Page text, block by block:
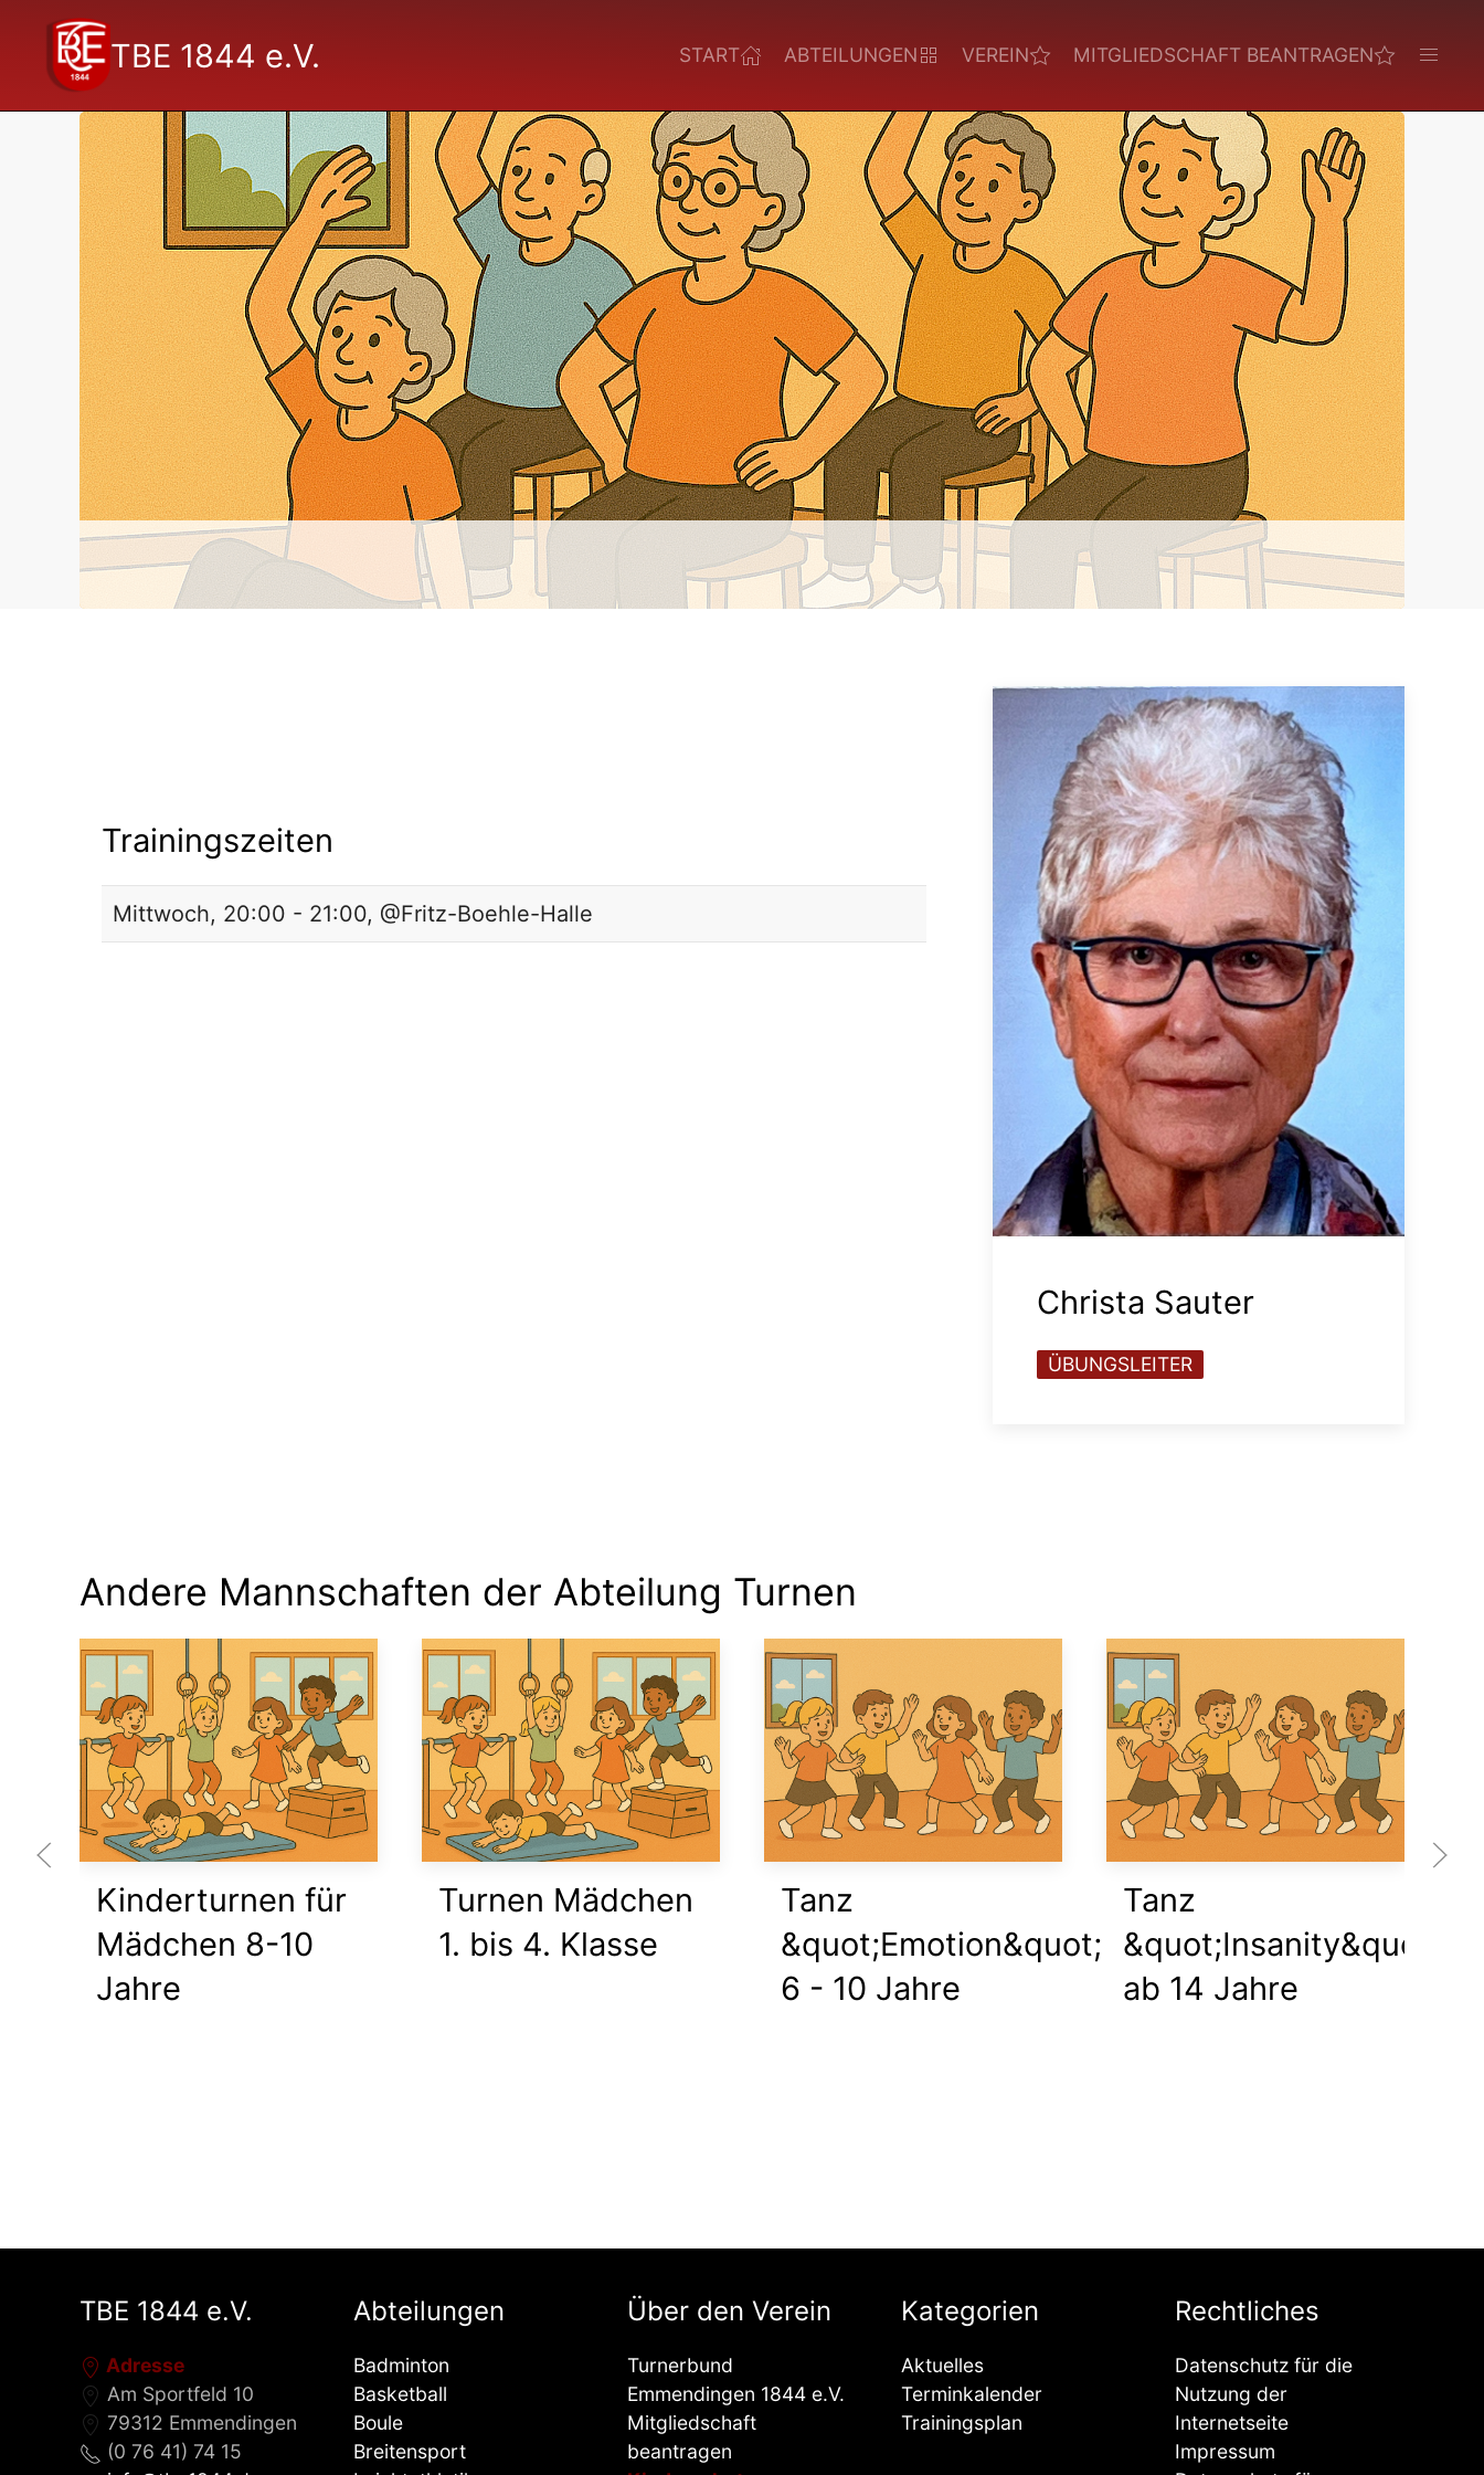
TBE 1844 e.V. START ABTEILUNGEN VEREIN MITGLIEDSCHAFT BEANTRAGEN
Trainingszeiten
Mittwoch, 20:00 - 21:00, @Fritz-Boehle-Halle
Christa Sauter
ÜBUNGSLEITER
Andere Mannschaften der Abteilung Turnen
Kinderturnen für
Mädchen 8-10
Jahre
Turnen Mädchen
1. bis 4. Klasse
Tanz
&quot;Emotion&quot;
6 - 10 Jahre
Tanz
&quot;Insanity&quot;
ab 14 Jahre
TBE 1844 e.V.
Adresse
Am Sportfeld 10
79312 Emmendingen
(0 76 41) 74 15
Abteilungen
Badminton
Basketball
Boule
Breitensport
Über den Verein
Turnerbund
Emmendingen 1844 e.V.
Mitgliedschaft
beantragen
Kategorien
Aktuelles
Terminkalender
Trainingsplan
Rechtliches
Datenschutz für die
Nutzung der
Internetseite
Impressum